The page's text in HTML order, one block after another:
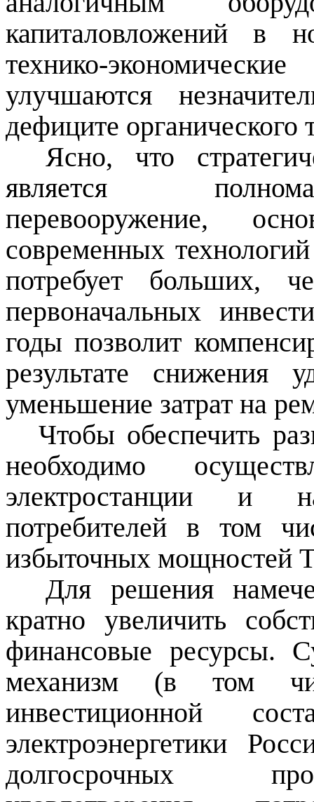
капиталовложений в
технико-
улучшаются
дефиците органического
Ясно, что
является
перевооружение,
современных
потребует больших,
первоначальных
годы позволит
результате снижения
уменьшение затрат на
Чтобы обеспечить
необходимо
электростанции и
потребителей в том
избыточных
Для решения
кратно увеличить
финансовые ресурсы.
механизм (в том
инвестиционной
электроэнергетики
долгосрочных